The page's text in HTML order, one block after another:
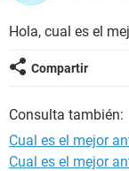
Hola, cual es el
Compartir
Consulta también:
Cual es el mejor
Cual es el mejor